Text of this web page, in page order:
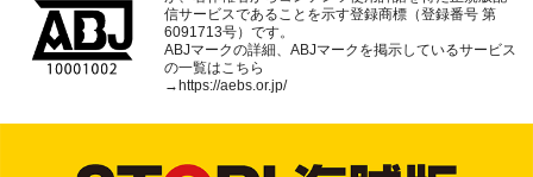
信サービスであることを示す登録商標（登録番号 第
6091713号）です。
ABJマークの詳細、ABJマークを掲示しているサービス
の一覧はこちら
→ https://aebs.or.jp/